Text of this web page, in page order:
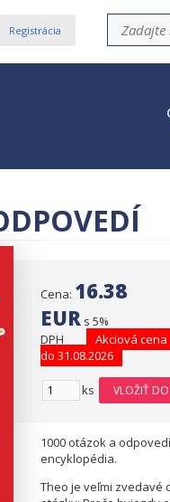
Registrácia
Cena: 16.38
EUR s 5%
DPH
Akciová
do 31.08.2026
ks
1000 otázok a
encyklopédia.
Theo je veľmi zvedavé